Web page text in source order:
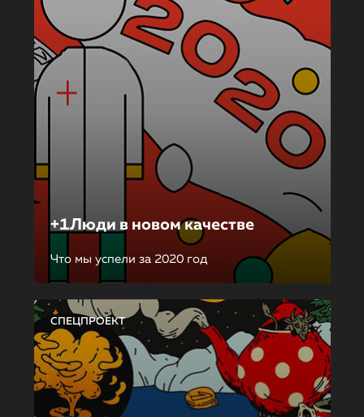
+1Люди в новом качестве
Что мы успели за 2020 год
СПЕЦПРОЕКТ